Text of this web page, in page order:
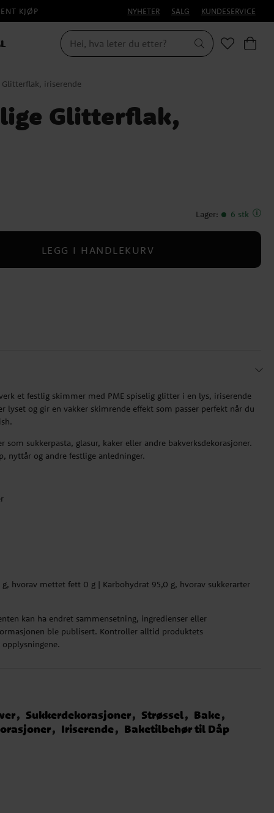
KJØP NYHETER SALG KUNDESERVICE
Glitterflak, iriserende
Glitterflak,
Lager: 6 stk
LEGG I HANDLEKURV
et festlig skimmer med PME spiselig glitter i en lys, iriserende
lyset og gir en vakker skimrende effekt som passer perfekt når du
sukkerpasta, glasur, kaker eller andre bakverksdekorasjoner.
nyttår og andre festlige anledninger.
g, hvorav mettet fett 0 g | Karbohydrat 95,0 g, hvorav sukkerarter
kan ha endret sammensetning, ingredienser eller
ble publisert. Kontroller alltid produktets
Sukkerdekorasjoner Strøssel
Bake
Iriserende Baketilbehør til Dåp